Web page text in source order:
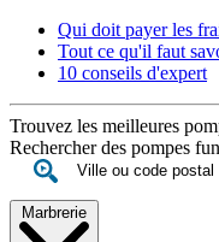
Qui doit payer les
Tout ce qu'il faut
10 conseils d'expert
Trouvez les meilleures
Rechercher des pompes
Marbrerie